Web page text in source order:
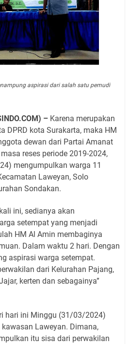
aspirasi dari salah satu pemudi
– Karena merupakan
DPRD kota Surakarta, maka HM
dewan dari Partai Amanat
reses periode 2019-2024,
mengumpulkan warga 11
Laweyan, Solo
Sondakan.
ini, sedianya akan
setempat yang menjadi
HM Al Amin membaginya
Dalam waktu 2 hari. Dengan
aspirasi warga setempat.
dari Kelurahan Pajang,
kerten dan sebagainya”
hari ini Minggu (31/03/2024)
Laweyan. Dimana,
itu sisa dari perwakilan